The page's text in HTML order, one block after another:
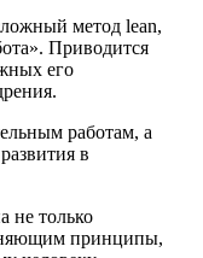
метод lean,
Приводится
его
работам, а
в
не только
принципы,